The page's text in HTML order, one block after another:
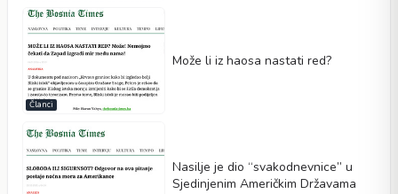
Članci
Može li iz haosa nastati red?
Nasilje je dio “svakodnevnice” u
Sjedinjenim Američkim Državama